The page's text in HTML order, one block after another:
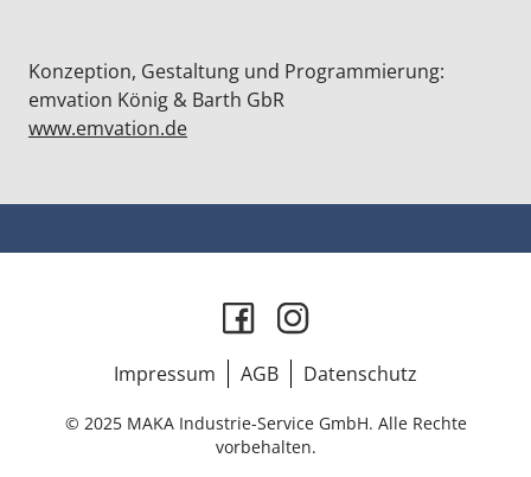
Konzeption, Gestaltung und Programmierung:
emvation König & Barth GbR
www.emvation.de
Impressum AGB Datenschutz
© 2025 MAKA Industrie-Service GmbH. Alle Rechte
vorbehalten.